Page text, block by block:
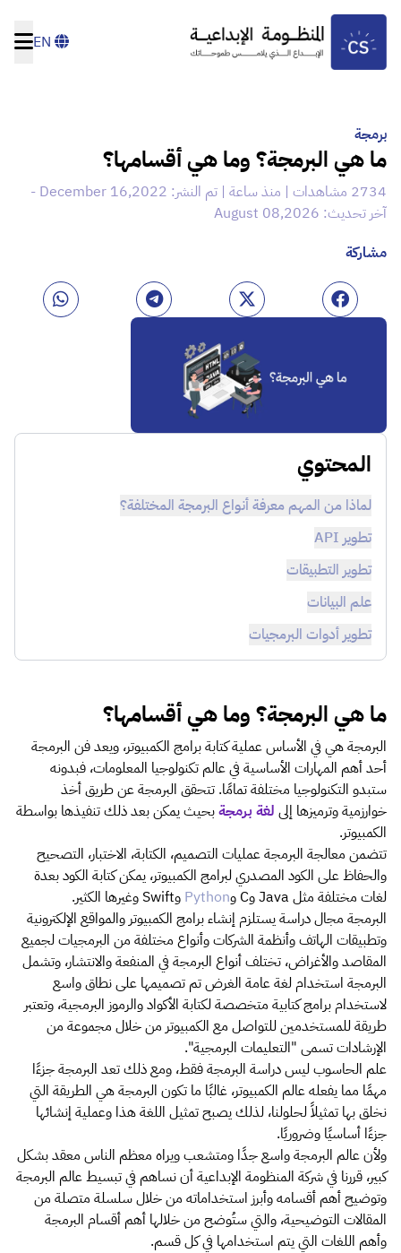
برمجة
ما هي البرمجة؟ وما هي أقسامها؟
2734 مشاهدات | منذ ساعة | تم النشر: December 16,2022 -
آخر تحديث: August 08,2026
مشاركة
المحتوي
لماذا من المهم معرفة أنواع البرمجة المختلفة؟
تطوير API
تطوير التطبيقات
علم البيانات
تطوير أدوات البرمجيات
ما هي البرمجة؟ وما هي أقسامها؟
البرمجة هي في الأساس عملية كتابة برامج الكمبيوتر، ويعد فن البرمجة
أحد أهم المهارات الأساسية في عالم تكنولوجيا المعلومات، فبدونه
ستبدو التكنولوجيا مختلفة تمامًا. تتحقق البرمجة عن طريق أخذ
خوارزمية وترميزها إلى لغة برمجةبحيث يمكن بعد ذلك تنفيذها بواسطة
الكمبيوتر.
تتضمن معالجة البرمجة عمليات التصميم، الكتابة، الاختبار، التصحيح
والحفاظ على الكود المصدري لبرامج الكمبيوتر، يمكن كتابة الكود بعدة
لغات مختلفة مثل Java وC و
Python وSwift وغيرها الكثير.
البرمجة مجال دراسة يستلزم إنشاء برامج الكمبيوتر والمواقع الإلكترونية
وتطبيقات الهاتف وأنظمة الشركات وأنواع مختلفة من البرمجيات لجميع
المقاصد والأغراض، تختلف أنواع البرمجة في المنفعة والانتشار، وتشمل
البرمجة استخدام لغة عامة الغرض تم تصميمها على نطاق واسع
لاستخدام برامج كتابية متخصصة لكتابة الأكواد والرموز البرمجية، وتعتبر
طريقة للمستخدمين للتواصل مع الكمبيوتر من خلال مجموعة من
الإرشادات تسمى "التعليمات البرمجية".
علم الحاسوب ليس دراسة البرمجة فقط، ومع ذلك تعد البرمجة جزءًا
مهمًا مما يفعله عالم الكمبيوتر، غالبًا ما تكون البرمجة هي الطريقة التي
نخلق بها تمثيلاً لحلولنا، لذلك يصبح تمثيل اللغة هذا وعملية إنشائها
جزءًا أساسيًا وضروريًا.
ولأن عالم البرمجة واسع جدًا ومتشعب ويراه معظم الناس معقد بشكل
كبير، قررنا في شركة المنظومة الإبداعيةأن نساهم في تبسيط عالم البرمجة
وتوضيح أهم أقسامه وأبرز استخداماته من خلال سلسلة متصلة من
المقالات التوضيحية، والتي ستُوضح من خلالها أهم أقسام البرمجة
وأهم اللغات التي يتم استخدامها في كل قسم.